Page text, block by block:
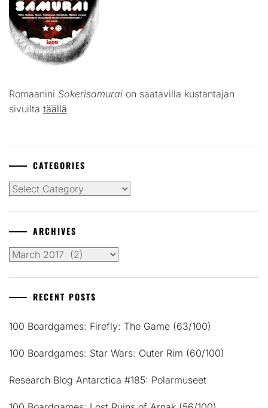
Romaanini Sokerisamurai on saatavilla kustantajan
sivuilta täällä
CATEGORIES
Categories
ARCHIVES
Archives
RECENT POSTS
100 Boardgames: Firefly: The Game (63/100)
100 Boardgames: Star Wars: Outer Rim (60/100)
Research Blog Antarctica #185: Polarmuseet